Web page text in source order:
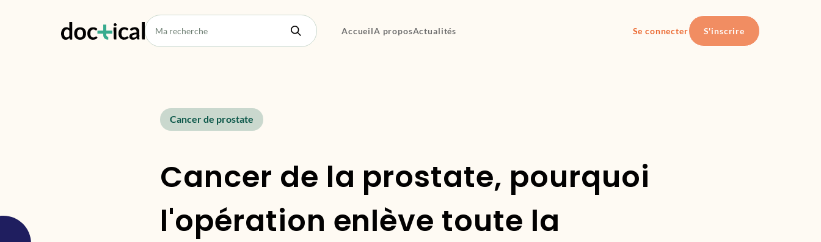
AccueilA proposActualités Se connecter S'inscrire
Cancer de prostate
Cancer de la prostate, pourquoi
l'opération enlève toute la